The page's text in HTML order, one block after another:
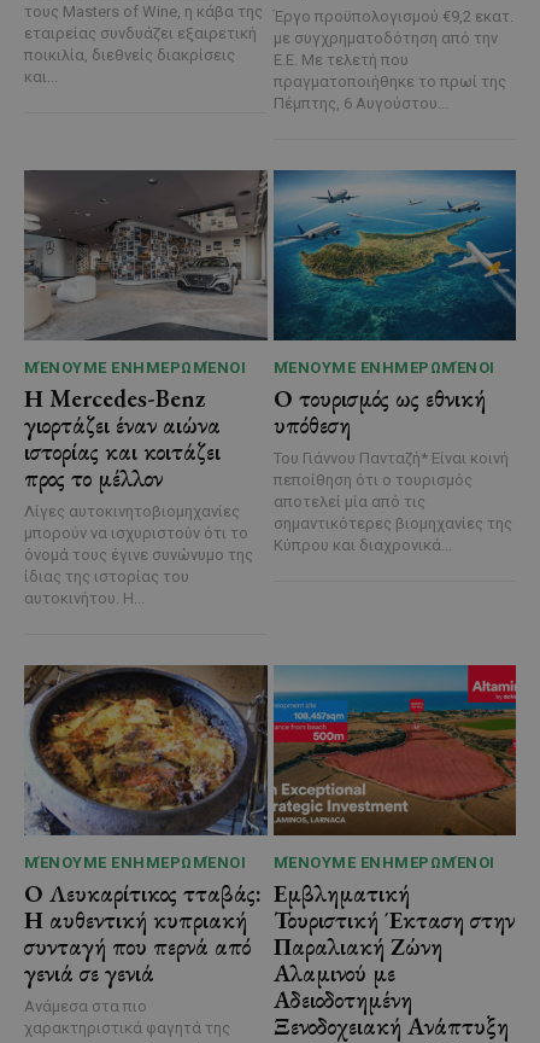
τους Masters of Wine, η κάβα της
εταιρείας συνδυάζει εξαιρετική
ποικιλία, διεθνείς διακρίσεις
και...
Έργο προϋπολογισμού €9,2 εκατ.
με συγχρηματοδότηση από την
Ε.Ε. Με τελετή που
πραγματοποιήθηκε το πρωί της
Πέμπτης, 6 Αυγούστου...
ΜΈΝΟΥΜΕ ΕΝΗΜΕΡΩΜΈΝΟΙ
Η Mercedes-Benz
γιορτάζει έναν αιώνα
ιστορίας και κοιτάζει
προς το μέλλον
Λίγες αυτοκινητοβιομηχανίες
μπορούν να ισχυριστούν ότι το
όνομά τους έγινε συνώνυμο της
ίδιας της ιστορίας του
αυτοκινήτου. Η...
ΜΈΝΟΥΜΕ ΕΝΗΜΕΡΩΜΈΝΟΙ
Ο τουρισμός ως εθνική
υπόθεση
Του Γιάννου Πανταζή* Είναι κοινή
πεποίθηση ότι ο τουρισμός
αποτελεί μία από τις
σημαντικότερες βιομηχανίες της
Κύπρου και διαχρονικά...
ΜΈΝΟΥΜΕ ΕΝΗΜΕΡΩΜΈΝΟΙ
Ο Λευκαρίτικος τταβάς:
Η αυθεντική κυπριακή
συνταγή που περνά από
γενιά σε γενιά
Ανάμεσα στα πιο
χαρακτηριστικά φαγητά της
ΜΈΝΟΥΜΕ ΕΝΗΜΕΡΩΜΈΝΟΙ
Εμβληματική
Τουριστική Έκταση στην
Παραλιακή Ζώνη
Αλαμινού με
Αδειοδοτημένη
Ξενοδοχειακή Ανάπτυξη